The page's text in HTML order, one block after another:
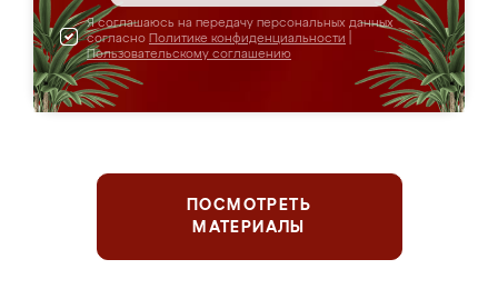
Я соглашаюсь на передачу персональных данных
согласно Политике конфиденциальности
Пользовательскому соглашению
ПОСМОТРЕТЬ
МАТЕРИАЛЫ